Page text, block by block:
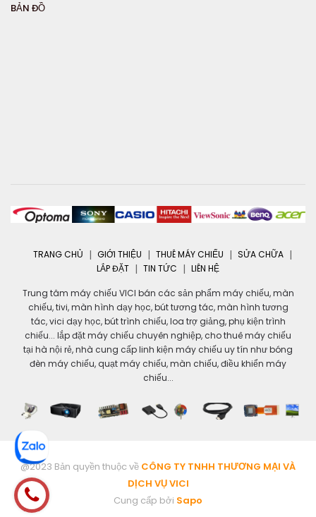
BẢN ĐỒ
TRANG CHỦ GIỚI THIỆU THUÊ MÁY CHIẾU
SỬA CHỮA
LẮP ĐẶT
TIN TỨC LIÊN HỆ
Trung tâm máy chiếu VICI bán các sản phẩm máy chiếu, màn
chiếu, tivi, màn hình dạy học, bút tương tác, màn hình tương
tác, vici dạy học, bút trình chiếu, loa trợ giảng, phụ kiện trình
chiếu... lắp đặt máy chiếu chuyên nghiệp, cho thuê máy chiếu
tại hà nội rẻ, nhà cung cấp linh kiện máy chiếu uy tín như bóng
đèn máy chiếu, quạt máy chiếu, màn chiếu, điều khiển máy
chiếu...
@2023 Bản quyền thuộc về CÔNG TY TNHH THƯƠNG MẠI VÀ
DỊCH VỤ VICI
Cung cấp bởi Sapo